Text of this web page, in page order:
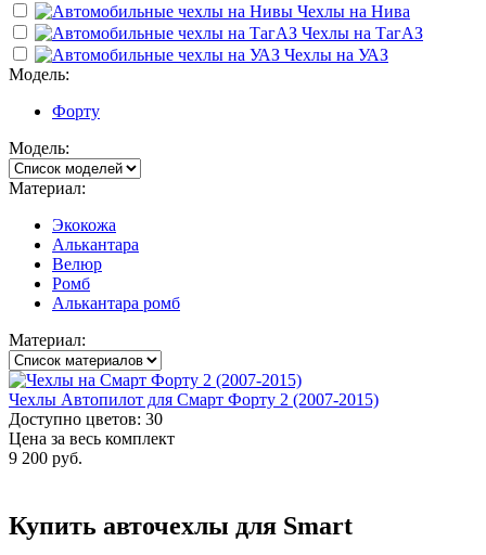
Чехлы на Нива
Чехлы на ТагАЗ
Чехлы на УАЗ
Модель:
Форту
Модель:
Материал:
Экокожа
Алькантара
Велюр
Ромб
Алькантара ромб
Материал:
Чехлы Автопилот для Смарт Форту 2 (2007-2015)
Доступно цветов: 30
Цена за весь комплект
9 200 руб.
Купить авточехлы для Smart